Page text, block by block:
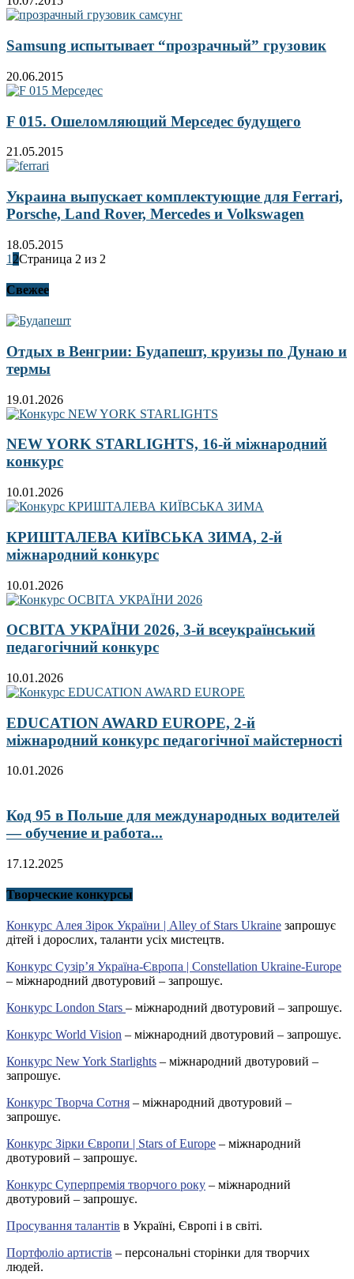
Samsung испытывает “прозрачный” грузовик
20.06.2015
F 015. Ошеломляющий Мерседес будущего
21.05.2015
Украина выпускает комплектующие для Ferrari,
Porsche, Land Rover, Mercedes и Volkswagen
18.05.2015
1 2Страница 2 из 2
Свежее
Отдых в Венгрии: Будапешт, круизы по Дунаю и
термы
19.01.2026
NEW YORK STARLIGHTS, 16-й міжнародний
конкурс
10.01.2026
КРИШТАЛЕВА КИЇВСЬКА ЗИМА, 2-й
міжнародний конкурс
10.01.2026
ОСВІТА УКРАЇНИ 2026, 3-й всеукраїнський
педагогічний конкурс
10.01.2026
EDUCATION AWARD EUROPE, 2-й
міжнародний конкурс педагогічної майстерності
10.01.2026
Код 95 в Польше для международных водителей
— обучение и работа...
17.12.2025
Творческие конкурсы
Конкурс Алея Зірок України | Alley of Stars Ukraine запрошує
дітей і дорослих, таланти усіх мистецтв.
Конкурс Сузір’я Україна-Європа | Constellation Ukraine-Europe
– міжнародний двотуровий – запрошує.
Конкурс London Stars – міжнародний двотуровий – запрошує.
Конкурс World Vision – міжнародний двотуровий – запрошує.
Конкурс New York Starlights – міжнародний двотуровий –
запрошує.
Конкурс Творча Сотня – міжнародний двотуровий –
запрошує.
Конкурс Зірки Європи | Stars of Europe – міжнародний
двотуровий – запрошує.
Конкурс Суперпремія творчого року – міжнародний
двотуровий – запрошує.
Просування талантів в Україні, Європі і в світі.
Портфоліо артистів – персональні сторінки для творчих
людей.